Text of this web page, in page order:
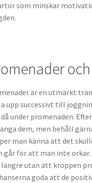
som minskar
är en utmärkt
upp successivt till
under promenaden.
dem, men behåll
man känna att det
går för att man inte
utan att kroppen
goda att de